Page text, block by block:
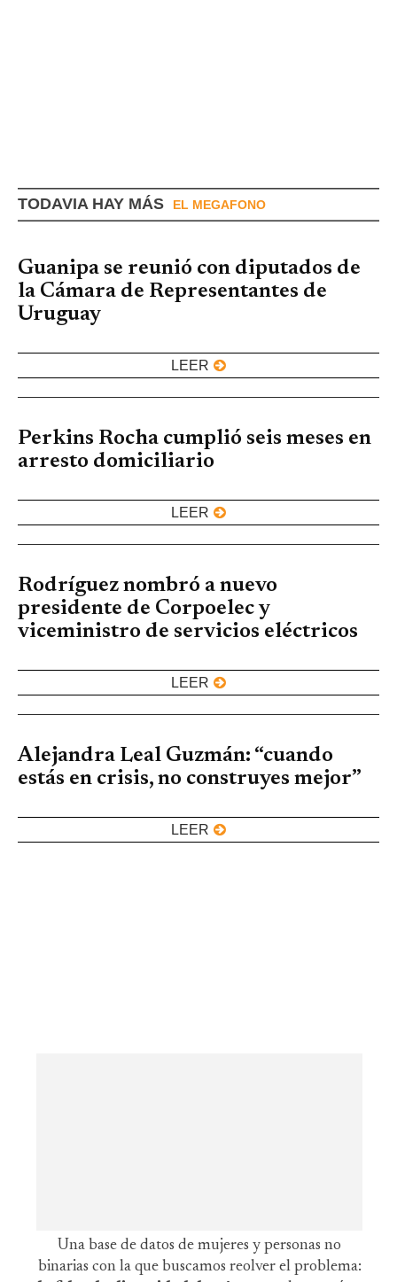
TODAVIA HAY MÁS EL MEGAFONO
Guanipa se reunió con diputados de
la Cámara de Representantes de
Uruguay
LEER
Perkins Rocha cumplió seis meses en
arresto domiciliario
LEER
Rodríguez nombró a nuevo
presidente de Corpoelec y
viceministro de servicios eléctricos
LEER
Alejandra Leal Guzmán: “cuando
estás en crisis, no construyes mejor”
LEER
Una base de datos de mujeres y personas no
binarias con la que buscamos reolver el problema: